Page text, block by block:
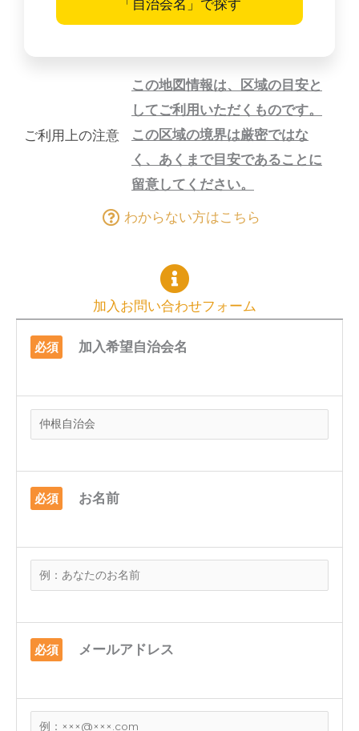
「自治会名」で探す
ご利用上の注意
この地図情報は、区域の目安と
してご利用いただくものです。
この区域の境界は厳密ではな
く、あくまで目安であることに
留意してください。
わからない方はこちら
加入お問い合わせフォーム
必須 加入希望自治会名
必須 お名前
必須 メールアドレス